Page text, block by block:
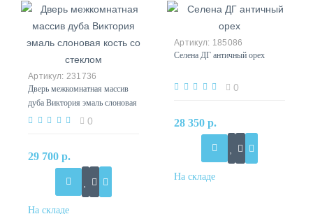
231736
Дверь межкомнатная массив
дуба Виктория эмаль слоновая
кость со стеклом 0
29 700 р.
185086
Селена ДГ античный орех
0
28 350 р.